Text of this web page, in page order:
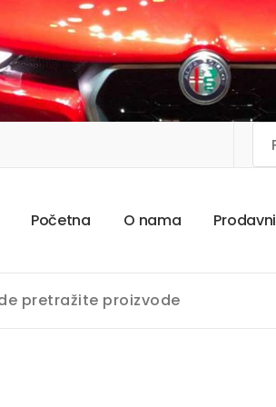
Početna O nama Prodavni